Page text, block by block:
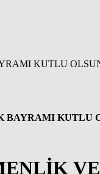
BAYRAMI KUTLU